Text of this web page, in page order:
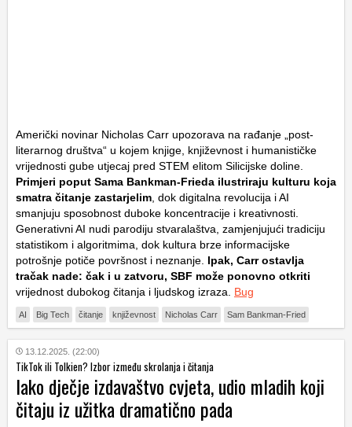
Američki novinar Nicholas Carr upozorava na rađanje „post-
literarnog društva“ u kojem knjige, književnost i humanističke
vrijednosti gube utjecaj pred STEM elitom Silicijske doline.
Primjeri poput Sama Bankman-Frieda ilustriraju kulturu koja
smatra čitanje zastarjelim, dok digitalna revolucija i AI
smanjuju sposobnost duboke koncentracije i kreativnosti.
Generativni AI nudi parodiju stvaralaštva, zamjenjujući tradiciju
statistikom i algoritmima, dok kultura brze informacijske
potrošnje potiče površnost i neznanje. Ipak, Carr ostavlja
tračak nade: čak i u zatvoru, SBF može ponovno otkriti
vrijednost dubokog čitanja i ljudskog izraza. Bug
AI Big Tech čitanje književnost Nicholas Carr Sam Bankman-Fried
13.12.2025. (22:00)
TikTok ili Tolkien? Izbor između skrolanja i čitanja
Iako dječje izdavaštvo cvjeta, udio mladih koji
čitaju iz užitka dramatično pada